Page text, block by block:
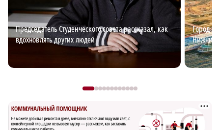
Председатель Студенческого совета рассказал, как
вдохновлять других людей
Город
Нижний?